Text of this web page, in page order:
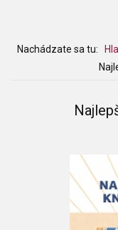
Nachádzate sa tu: